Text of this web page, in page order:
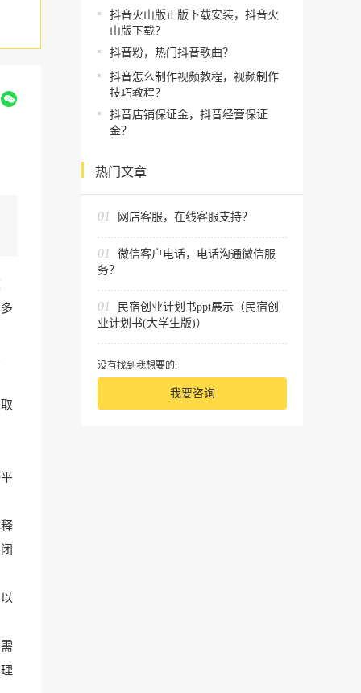
抖音火山版正版下载安装，抖音火
山版下载？
抖音粉，热门抖音歌曲？
抖音怎么制作视频教程，视频制作
技巧教程？
抖音店铺保证金，抖音经营保证
金？
热门文章
01 网店客服，在线客服支持？
01
微信客户电话，电话沟通微信服
务？
01
民宿创业计划书ppt展示（民宿创
业计划书(大学生版)）
没有找到我想要的:
我要咨询